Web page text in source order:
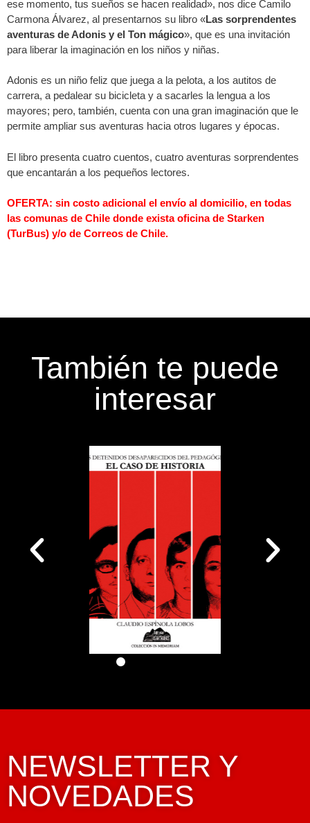
ese momento, tus sueños se hacen realidad», nos dice Camilo
Carmona Álvarez, al presentarnos su libro «Las sorprendentes
aventuras de Adonis y el Ton mágico», que es una invitación
para liberar la imaginación en los niños y niñas.
Adonis es un niño feliz que juega a la pelota, a los autitos de
carrera, a pedalear su bicicleta y a sacarles la lengua a los
mayores; pero, también, cuenta con una gran imaginación que le
permite ampliar sus aventuras hacia otros lugares y épocas.
El libro presenta cuatro cuentos, cuatro aventuras sorprendentes
que encantarán a los pequeños lectores.
OFERTA: sin costo adicional el envío al domicilio, en todas
las comunas de Chile donde exista oficina de Starken
(TurBus) y/o de Correos de Chile.
También te puede
interesar
NEWSLETTER Y
NOVEDADES